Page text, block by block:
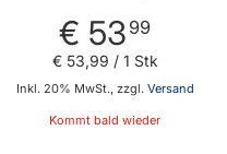
€ 53 99
Inkl. 20% MwSt., zzgl. Versand
€ 53,99 / 1 Stk
Kommt bald wieder